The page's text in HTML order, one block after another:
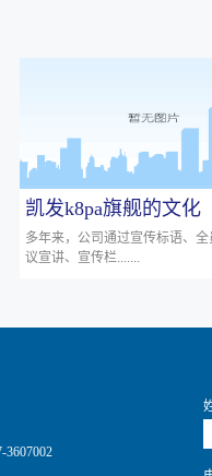
凯发k8pa旗舰的文化
多年来，公司通过宣传标语、
议宣讲、宣传栏.......
3607002